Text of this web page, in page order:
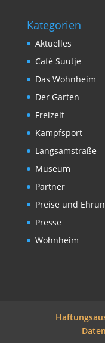
Kategorien
Aktuelles
Café Suutje
Das Wohnheim
Der Garten
Freizeit
Kampfsport
Langsamstraße
Museum
Partner
Preise und
Presse
Wohnheim